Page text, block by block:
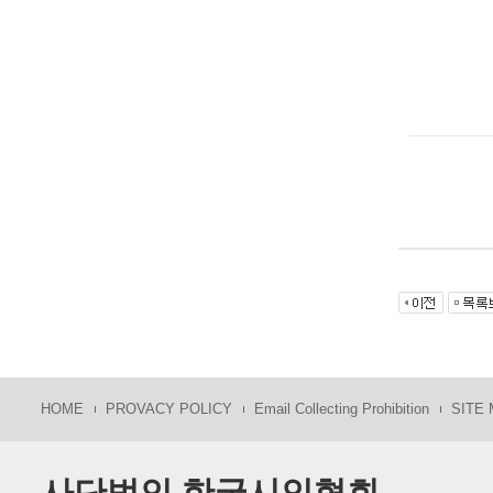
HOME PROVACY POLICY Email Collecting Prohibition SITE